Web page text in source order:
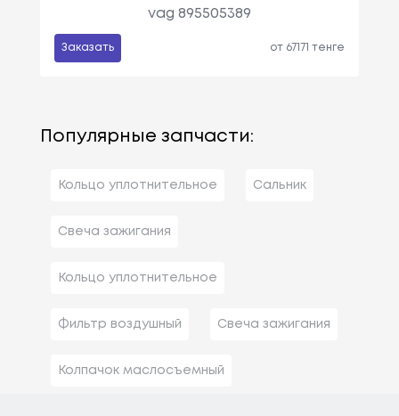
vag 895505389
Заказать от 67171 тенге
Популярные запчасти:
Кольцо уплотнительное Сальник
Свеча зажигания
Кольцо уплотнительное
Фильтр воздушный Свеча зажигания
Колпачок маслосъемный